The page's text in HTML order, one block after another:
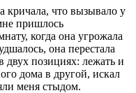
кричала, что вызывало у
пришлось
когда она угрожала
она перестала
двух позициях: лежать и
дома в другой, искал
меня стыдом.